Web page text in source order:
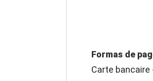
Formas de
Carte bancaire